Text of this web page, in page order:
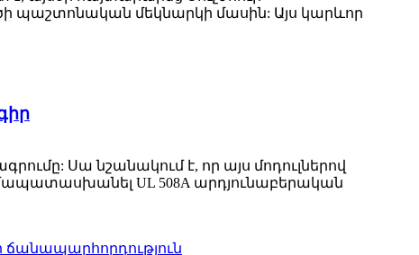
պաշտոնական մեկնարկի մասին: Այս կարևոր
Սա նշանակում է, որ այս մոդուլներով
UL 508A արդյունաբերական